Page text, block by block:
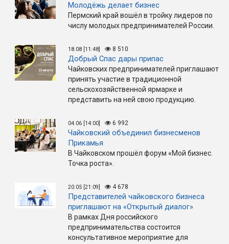
Молодёжь делает бизнес
Пермский край вошёл в тройку лидеров по
числу молодых предпринимателей России.
18.08 [11:48] 8 510
Добрый Спас дары припас
Чайковских предпринимателей приглашают
принять участие в традиционной
сельскохозяйственной ярмарке и
представить на ней свою продукцию.
04.06 [14:00] 6 992
Чайковский объединил бизнесменов
Прикамья
В Чайковском прошёл форум «Мой бизнес.
Точка роста».
20.05 [21:09] 4 678
Представителей чайковского бизнеса
приглашают на «Открытый диалог»
В рамках Дня российского
предпринимательства состоится
консультативное мероприятие для